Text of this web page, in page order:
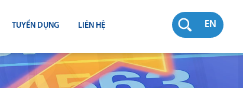
EN
TUYỂN DỤNG LIÊN HỆ